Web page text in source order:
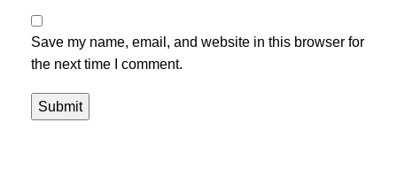
Save my name, email, and website in this browser for
the next time I comment.